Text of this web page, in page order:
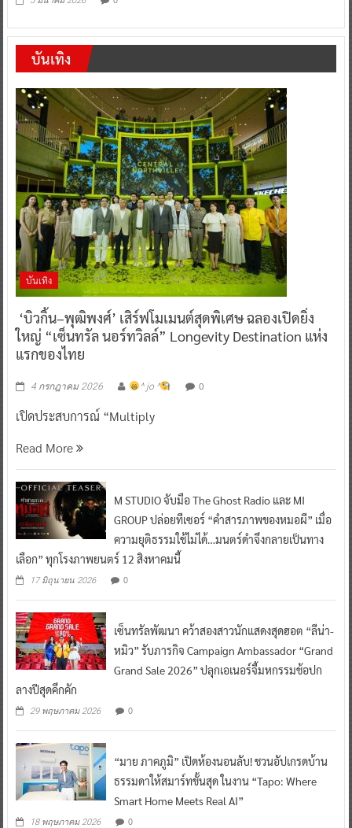
บันเทิง
บันเทิง
‘บิวกิ้น–พุฒิพงศ์’ เสิร์ฟโมเมนต์สุดพิเศษ ฉลองเปิดยิ่ง
ใหญ่ “เซ็นทรัล นอร์ทวิลล์” Longevity Destination แห่ง
แรกของไทย
4 กรกฎาคม 2026 ^ jo ^ 0
เปิดประสบการณ์ “Multiply
Read More
M STUDIO จับมือ The Ghost Radio และ MI
GROUP ปล่อยทีเซอร์ “คำสารภาพของหมอผี” เมื่อ
ความยุติธรรมใช้ไม่ได้…มนตร์ดำจึงกลายเป็นทาง
เลือก” ทุกโรงภาพยนตร์ 12 สิงหาคมนี้
17 มิถุนายน 2026 0
เซ็นทรัลพัฒนา คว้าสองสาวนักแสดงสุดฮอต “ลีน่า-
หมิว” รับภารกิจ Campaign Ambassador “Grand
Grand Sale 2026” ปลุกเอเนอร์จี้มหกรรมช้อปก
ลางปีสุดคึกคัก
29 พฤษภาคม 2026 0
“มาย ภาคภูมิ” เปิดห้องนอนลับ! ชวนอัปเกรดบ้าน
ธรรมดาให้สมาร์ทขั้นสุด ในงาน “Tapo: Where
Smart Home Meets Real AI”
18 พฤษภาคม 2026 0